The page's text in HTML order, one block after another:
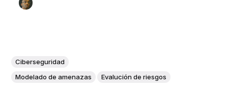
Ciberseguridad
Modelado de amenazas
Evalución de riesgos